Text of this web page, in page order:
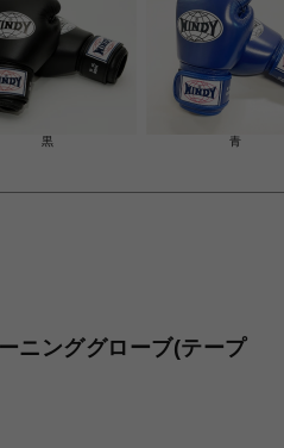
黒 青
ンググローブ(テープ